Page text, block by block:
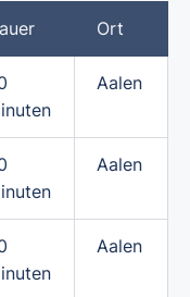
Ort
Aalen
Aalen
Aalen